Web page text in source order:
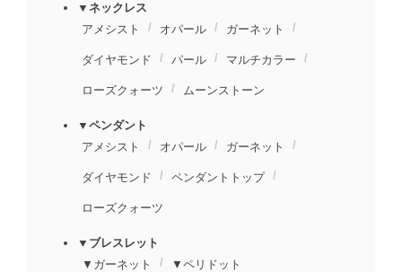
▼ネックレス
アメシスト
オパール ガーネット
ダイヤモンド パール マルチカラー
ローズクォーツ ムーンストーン
▼ペンダント
アメシスト
オパール ガーネット
ダイヤモンド ペンダントトップ
ローズクォーツ
▼ブレスレット
▼ガーネット
▼ペリドット